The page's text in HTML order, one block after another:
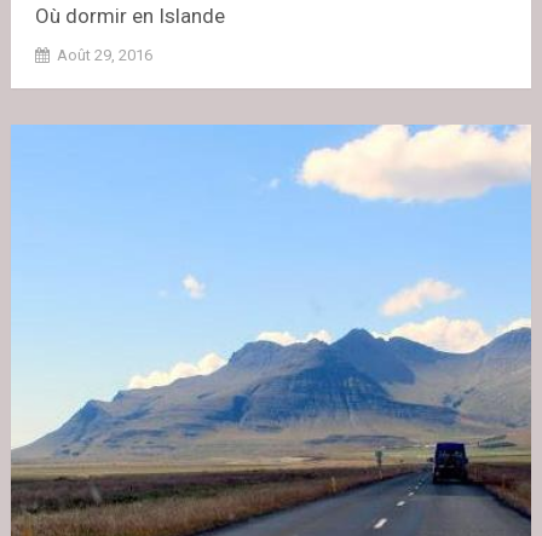
Où dormir en Islande
Août 29, 2016